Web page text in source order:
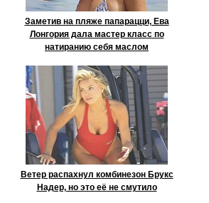
Заметив на пляже папарацци, Ева
Лонгория дала мастер класс по
натиранию себя маслом
Ветер распахнул комбинезон Брукс
Надер, но это её не смутило